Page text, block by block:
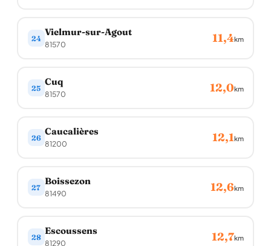
24
Vielmur-sur-Agout
81570 11,4km
25
Cuq
81570 12,0km
26
Caucalières
81200 12,1km
27
Boissezon
81490 12,6km
28
Escoussens
81290 12,7km